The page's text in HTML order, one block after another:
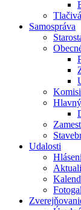
Samospráva
Udalosti